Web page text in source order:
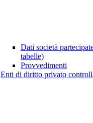
Dati società
tabelle)
Provvedimenti
Enti di diritto privato